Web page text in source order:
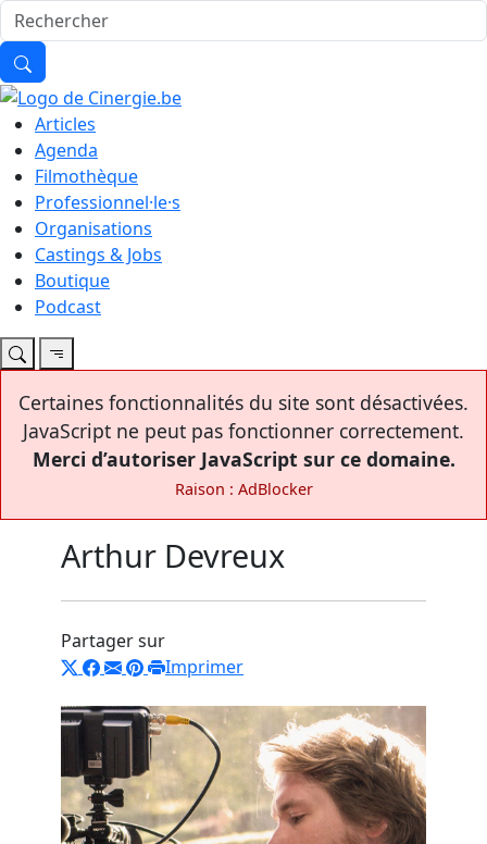
Articles
Agenda
Filmothèque
Professionnel·le·s
Organisations
Castings & Jobs
Boutique
Podcast
Certaines fonctionnalités du site sont désactivées.
JavaScript ne peut pas fonctionner correctement.
Merci d’autoriser JavaScript sur ce domaine.
Raison : AdBlocker
Arthur Devreux
Partager sur
Imprimer